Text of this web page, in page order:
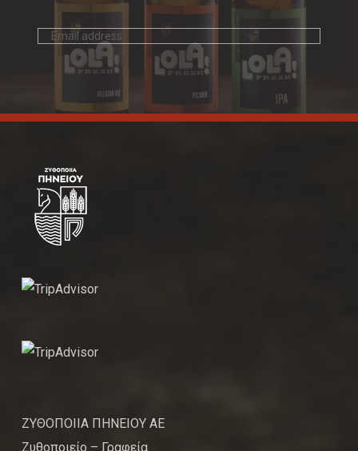
Διεύθυνση
ΖΥΘΟΠΟΙΙΑ ΠΗΝΕΙΟΥ ΑΕ
Ζυθοποιείο – Γραφεία